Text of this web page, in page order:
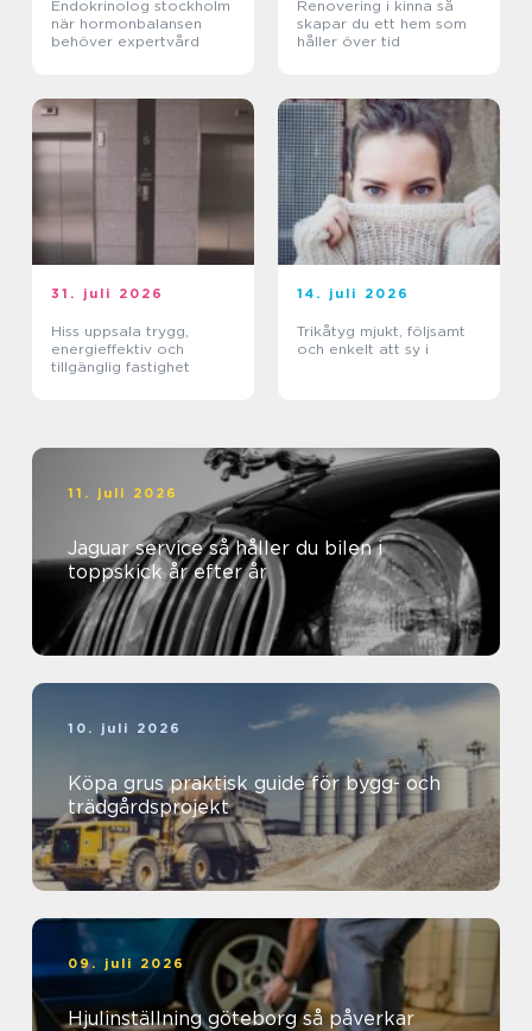
Endokrinolog stockholm
när hormonbalansen
behöver expertvård
Renovering i kinna så
skapar du ett hem som
håller över tid
31. juli 2026
Hiss uppsala trygg,
energieffektiv och
tillgänglig fastighet
14. juli 2026
Trikåtyg mjukt, följsamt
och enkelt att sy i
11. juli 2026
Jaguar service så håller du bilen i
toppskick år efter år
10. juli 2026
Köpa grus praktisk guide för bygg- och
trädgårdsprojekt
09. juli 2026
Hjulinställning göteborg så påverkar